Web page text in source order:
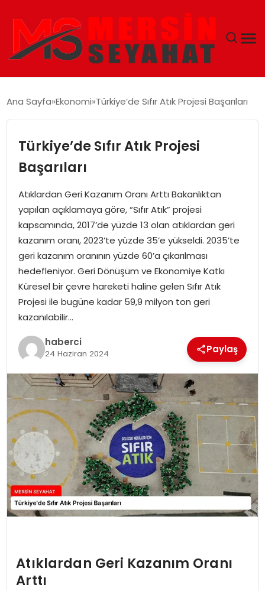
EKONOMI
EĞITIM
GÜNCEL
Ana Sayfa Ekonomi Türkiye’de Sıfır Atık Projesi Başarıları
Türkiye’de Sıfır Atık Projesi
Başarıları
Atıklardan Geri Kazanım Oranı Arttı Bakanlıktan
yapılan açıklamaya göre, “Sıfır Atık” projesi
kapsamında, 2017’de yüzde 13 olan atıklardan geri
kazanım oranı, 2023’te yüzde 35’e yükseldi. 2035’te
geri kazanım oranının yüzde 60’a çıkarılması
hedefleniyor. Geri Dönüşüm ve Ekonomiye Katkı
Küresel bir çevre hareketi haline gelen Sıfır Atık
Projesi ile bugüne kadar 59,9 milyon ton geri
kazanılabilir…
haberci
24 Haziran 2024 Paylaş
Atıklardan Geri Kazanım Oranı
Arttı